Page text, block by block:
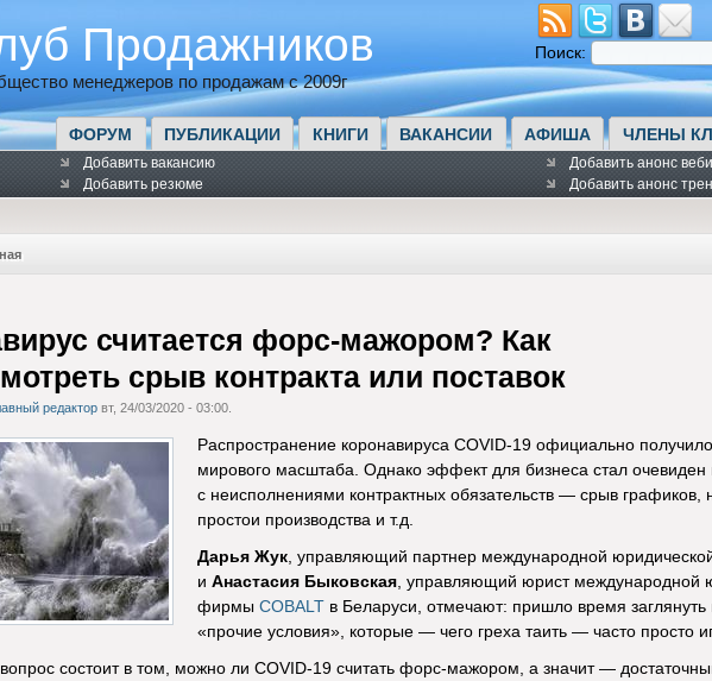
Продажников
менеджеров по продажам с 2009г
Поиск:
ФОРУМ ПУБЛИКАЦИИ КНИГИ ВАКАНСИИ АФИША ЧЛЕНЫ
Добавить вакансию
Добавить резюме
Добавить анонс
Добавить анонс
считается форс-мажором? Как
срыв контракта или поставок
редакторвт, 24/03/2020 - 03:00.
Распространение коронавируса COVID-19 официально
мирового масштаба. Однако эффект для бизнеса стал
с неисполнениями контрактных обязательств — срыв
простои производства и т.д.
Дарья Жук, управляющий партнер международной
и Анастасия Быковская, управляющий юрист международной
фирмы COBALTв Беларуси, отмечают: пришло время
«прочие условия», которые — чего греха таить — часто просто
состоит в том, можно ли COVID-19 считать форс-мажором, а значит —